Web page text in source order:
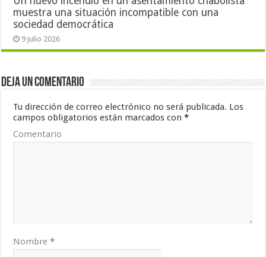
muestra una situación incompatible con una
sociedad democrática
9 julio 2026
Deja un comentario
Tu dirección de correo electrónico no será publicada. Los
campos obligatorios están marcados con*
Comentario
Nombre*